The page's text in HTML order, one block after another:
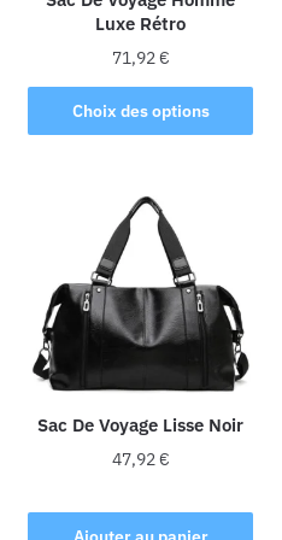
Luxe Rétro
71,92€
Choix des options
Ce
produit
variations.
Les
options
peuvent
être
sur
la
page
produit
Sac De Voyage Lisse Noir
47,92€